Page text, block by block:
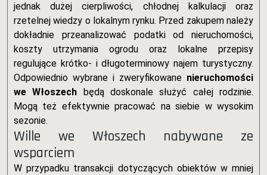
jednak dużej cierpliwości, chłodnej kalkulacji oraz
rzetelnej wiedzy o lokalnym rynku. Przed zakupem należy
dokładnie przeanalizować podatki od nieruchomości,
koszty utrzymania ogrodu oraz lokalne przepisy
regulujące krótko- i długoterminowy najem turystyczny.
Odpowiednio wybrane i zweryfikowane nieruchomości
we Włoszech będą doskonale służyć całej rodzinie.
Mogą też efektywnie pracować na siebie w wysokim
sezonie.
Wille we Włoszech nabywane ze
wsparciem
W przypadku transakcji dotyczących obiektów w mniej